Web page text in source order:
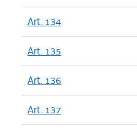
Art. 134
Art. 135
Art. 136
Art. 137